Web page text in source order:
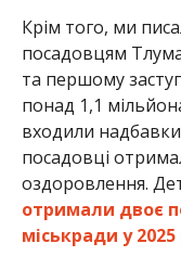
Крім того, ми
посадовцям
та першому
понад 1,1
входили
посадовці
оздоровлення.
отримали двоє
міськради у 2025